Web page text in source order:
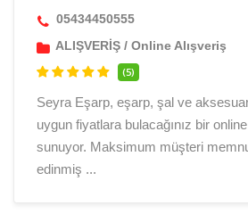
05434450555
ALIŞVERİŞ / Online Alışveriş
(5)
Seyra Eşarp, eşarp, şal ve
uygun fiyatlara bulacağınız bir
sunuyor. Maksimum müşteri
edinmiş ...